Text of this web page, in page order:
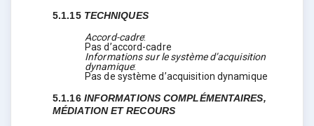
5.1.15 TECHNIQUES
Accord-cadre:
Pas d’accord-cadre
Informations sur le système d’acquisition
dynamique:
Pas de système d’acquisition dynamique
5.1.16 INFORMATIONS COMPLÉMENTAIRES,
MÉDIATION ET RECOURS